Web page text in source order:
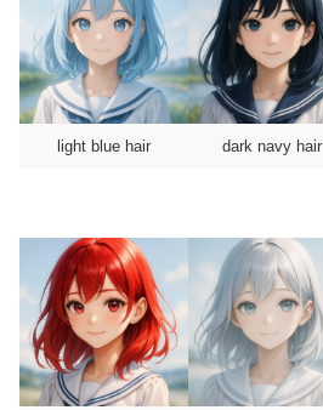
light blue hair dark navy hair